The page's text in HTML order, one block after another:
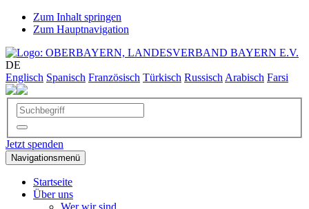
Zum Inhalt springen
Zum Hauptnavigation
DE
Englisch Spanisch Französisch Türkisch Russisch Arabisch Farsi
Jetzt spenden
Navigationsmenü
Startseite
Über uns
Wer wir sind